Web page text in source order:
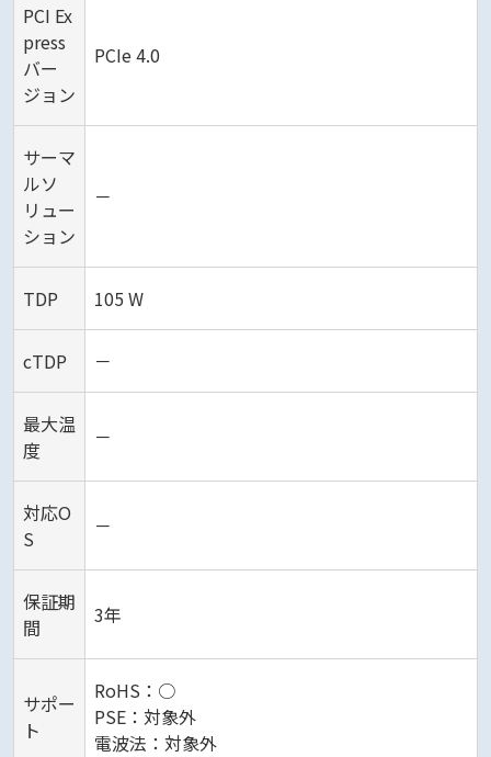
PCI Ex
press
バー
ジョン
PCIe 4.0
サーマ
ルソ
リュー
ション
－
TDP 105 W
cTDP －
最大温
度
－
対応O
S
－
保証期
間
3年
サポー
ト
RoHS：○
PSE：対象外
電波法：対象外